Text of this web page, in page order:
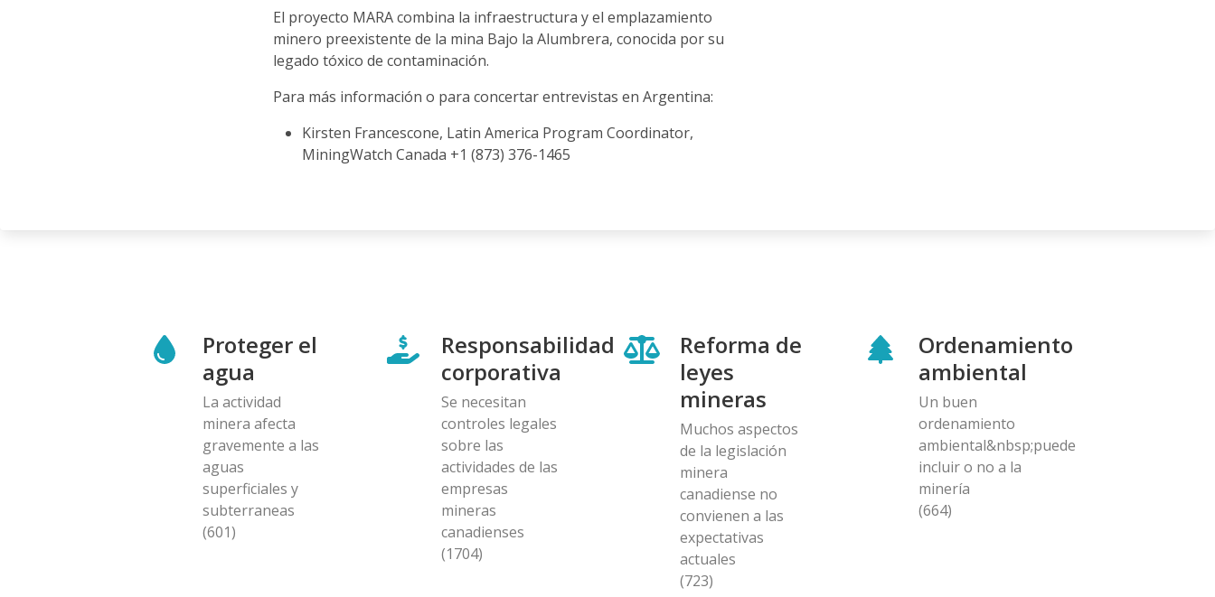
El proyecto MARA combina la infraestructura y el emplazamiento
minero preexistente de la mina Bajo la Alumbrera, conocida por su
legado tóxico de contaminación.
Para más información o para concertar entrevistas en Argentina:
Kirsten Francescone, Latin America Program Coordinator,
MiningWatch Canada +1 (873) 376-1465
Proteger el
agua
La actividad
minera afecta
gravemente a las
aguas
superficiales y
subterraneas
(601)
Responsabilidad
corporativa
Se necesitan
controles legales
sobre las
actividades de las
empresas
mineras
canadienses
(1704)
Reforma de
leyes
mineras
Muchos aspectos
de la legislación
minera
canadiense no
convienen a las
expectativas
actuales
(723)
Ordenamiento
ambiental
Un buen
ordenamiento
ambiental&nbsp;puede
incluir o no a la
minería
(664)